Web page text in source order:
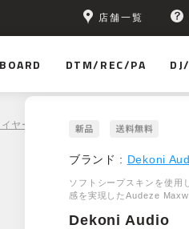
店舗一覧
DTM/REC/PA
ヤーチップ
> Dekoni Audio EPZ-
ブランド : Dekoni
ソフトシープスキンを使用
感を実現したAudeze
Dekoni Audio